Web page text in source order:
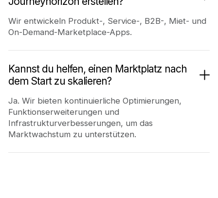
Wir entwickeln Produkt-, Service-, B2B-, Miet- und
On-Demand-Marketplace-Apps.
Kannst du helfen, einen Marktplatz nach
dem Start zu skalieren?
Ja. Wir bieten kontinuierliche Optimierungen,
Funktionserweiterungen und
Infrastrukturverbesserungen, um das
Marktwachstum zu unterstützen.